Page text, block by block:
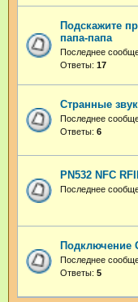
Подскажите
папа-папа
Последнее
Ответы: 17
Странные
Последнее
Ответы: 6
PN532 NFC
Последнее
Подключение
Последнее
Ответы: 5